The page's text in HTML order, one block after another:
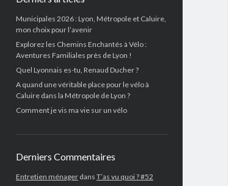
Municipales 2026 : Lyon, Métropole et Caluire,
mon choix pour l’avenir
Explorez les Chemins Enchantés à Vélo :
Aventures Familiales près de Lyon !
Quel Lyonnais es-tu, Renaud Ducher ?
A quand une véritable place pour le vélo à
Caluire dans la Métropole de Lyon ?
Comment je vis ma vie sur un vélo
Derniers Commentaires
Entretien ménagerdans T’as vu quoi ? #52